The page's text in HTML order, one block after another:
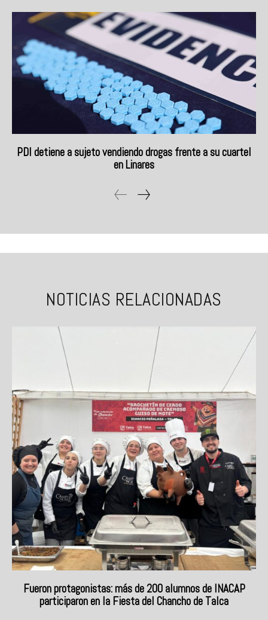
PDI detiene a sujeto vendiendo drogas frente a su cuartel
en Linares
NOTICIAS RELACIONADAS
Fueron protagonistas: más de 200 alumnos de INACAP
participaron en la Fiesta del Chancho de Talca